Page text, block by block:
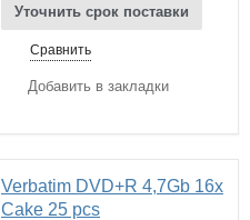
Уточнить срок поставки
Сравнить
Добавить в закладки
Verbatim DVD+R 4,7Gb 16x
Cake 25 pcs